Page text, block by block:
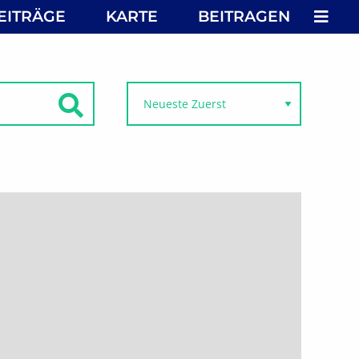
KARTE BEITRAGEN
SUCHEN